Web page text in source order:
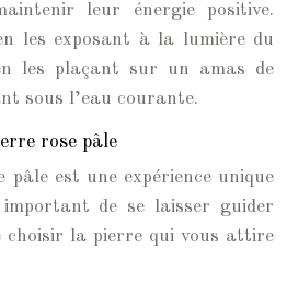
leur énergie positive.
les exposant à la lumière du
les plaçant sur un amas de
sous l’eau courante.
rose pâle
pâle est une expérience unique
de se laisser guider
choisir la pierre qui vous attire